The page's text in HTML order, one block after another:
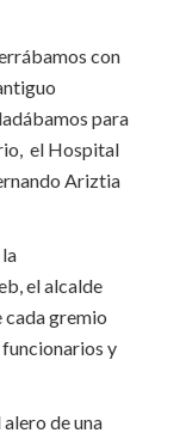
con
para
el Hospital
Ariztia
el alcalde
cada gremio
y
de una